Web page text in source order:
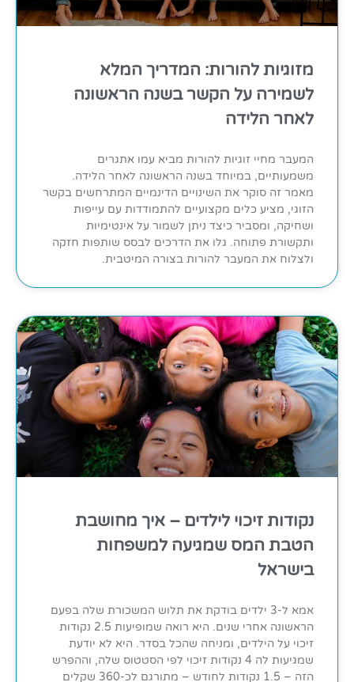
מזוגיות להורות: המדריך המלא
לשמירה על הקשר בשנה הראשונה
לאחר הלידה
המעבר מחיי זוגיות להורות מביא עמו אתגרים
משמעותיים, במיוחד בשנה הראשונה לאחר הלידה.
מאמר זה סוקר את השינויים הדינמיים המתרחשים בקשר
הזוגי, מציע כלים מקצועיים להתמודדות עם עייפות
ושחיקה, ומסביר כיצד ניתן לשמור על אינטימיות
ותקשורת פתוחה. גלו את הדרכים לבסס שותפות חזקה
ולצלוח את המעבר להורות בצורה המיטבית.
נקודות זיכוי לילדים – איך מחושבת
הטבת המס שמגיעה למשפחות
בישראל
אמא ל-3 ילדים בודקת את תלוש המשכורת שלה בפעם
הראשונה אחרי שנים. היא רואה שמופיעות 2.5 נקודות
זיכוי על הילדים, ומניחה שהכל בסדר. היא לא יודעת
שמגיעות לה 4 נקודות זיכוי לפי הסטטוס שלה, וההפרש
הזה – 1.5 נקודות לחודש – מתורגם לכ-360 שקלים